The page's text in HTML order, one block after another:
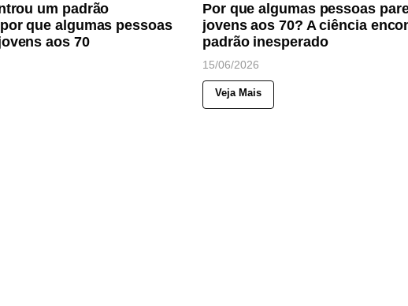
um padrão
que algumas pessoas
aos 70
Por que algumas pessoas
jovens aos 70? A ciência
padrão inesperado
15/06/2026
Veja Mais